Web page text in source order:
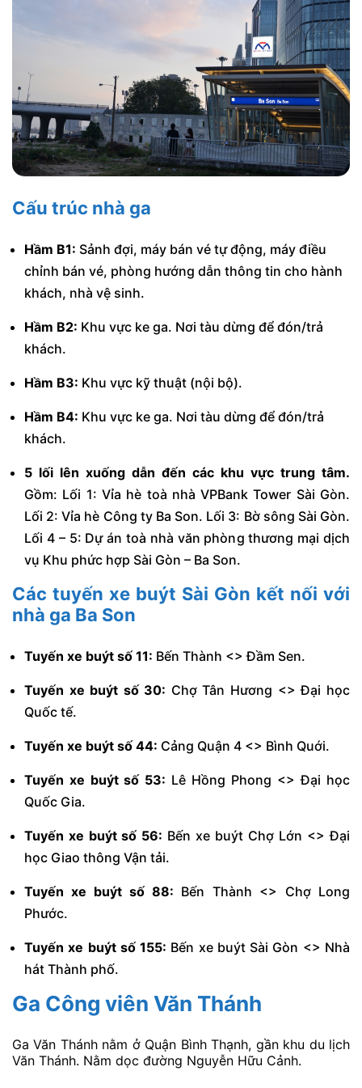
Cấu trúc nhà ga
Hầm B1: Sảnh đợi, máy bán vé tự động, máy điều
chỉnh bán vé, phòng hướng dẫn thông tin cho hành
khách, nhà vệ sinh.
Hầm B2: Khu vực ke ga. Nơi tàu dừng để đón/trả
khách.
Hầm B3: Khu vực kỹ thuật (nội bộ).
Hầm B4: Khu vực ke ga. Nơi tàu dừng để đón/trả
khách.
5 lối lên xuống dẫn đến các khu vực trung tâm.
Gồm: Lối 1: Vỉa hè toà nhà VPBank Tower Sài Gòn.
Lối 2: Vỉa hè Công ty Ba Son. Lối 3: Bờ sông Sài Gòn.
Lối 4 – 5: Dự án toà nhà văn phòng thương mại dịch
vụ Khu phức hợp Sài Gòn – Ba Son.
Các tuyến xe buýt Sài Gòn kết nối với
nhà ga Ba Son
Tuyến xe buýt số 11: Bến Thành <> Đầm Sen.
Tuyến xe buýt số 30: Chợ Tân Hương <> Đại học
Quốc tế.
Tuyến xe buýt số 44: Cảng Quận 4 <> Bình Quới.
Tuyến xe buýt số 53: Lê Hồng Phong <> Đại học
Quốc Gia.
Tuyến xe buýt số 56: Bến xe buýt Chợ Lớn <> Đại
học Giao thông Vận tải.
Tuyến xe buýt số 88: Bến Thành <> Chợ Long
Phước.
Tuyến xe buýt số 155: Bến xe buýt Sài Gòn <> Nhà
hát Thành phố.
Ga Công viên Văn Thánh
Ga Văn Thánh nằm ở Quận Bình Thạnh, gần khu du lịch
Văn Thánh. Nằm dọc đường Nguyễn Hữu Cảnh.